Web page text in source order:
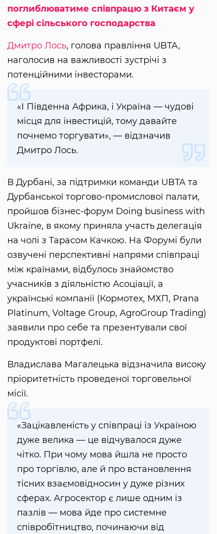
поглиблюватиме співпрацю з Китаєм у
сфері сільського господарства
Дмитро Лось, голова правління UBTA,
наголосив на важливості зустрічі з
потенційними інвесторами.
«І Південна Африка, і Україна — чудові
місця для інвестицій, тому давайте
почнемо торгувати», — відзначив
Дмитро Лось.
В Дурбані, за підтримки команди UBTA та
Дурбанської торгово-промислової палати,
пройшов бізнес-форум Doing business with
Ukraine, в якому приняла участь делегація
на чолі з Тарасом Качкою. На Форумі були
озвучені перспективні напрями співпраці
між країнами, відбулось знайомство
учасників з діяльністю Асоціації, а
українські компанії (Кормотех, МХП, Prana
Platinum, Voltage Group, AgroGroup Trading)
заявили про себе та презентували свої
продуктові портфелі.
Владислава Магалецька відзначила високу
пріоритетність проведеної торговельної
місії.
«Зацікавленість у співпраці із Україною
дуже велика — це відчувалося дуже
чітко. При чому мова йшла не просто
про торгівлю, але й про встановлення
тісних взаємовідносин у дуже різних
сферах. Агросектор є лише одним із
пазлів — мова йде про системне
співробітництво, починаючи від